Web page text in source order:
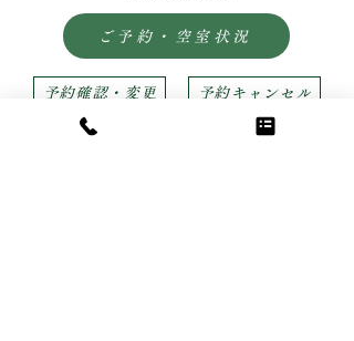
ご予約・空室状況
予約確認・変更 予約キャンセル